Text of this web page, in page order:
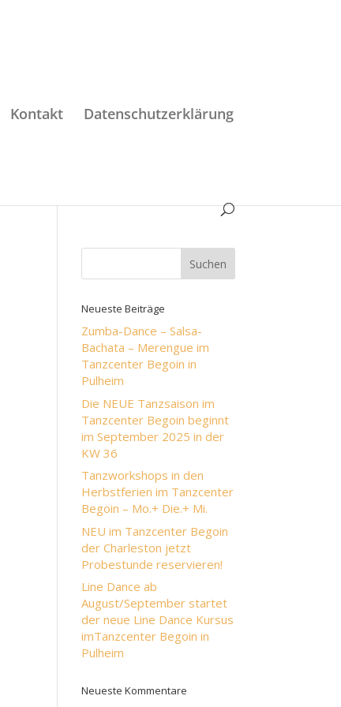
Kontakt Datenschutzerklärung
Neueste Beiträge
Zumba-Dance – Salsa-
Bachata – Merengue im
Tanzcenter Begoin in
Pulheim
Die NEUE Tanzsaison im
Tanzcenter Begoin beginnt
im September 2025 in der
KW 36
Tanzworkshops in den
Herbstferien im Tanzcenter
Begoin – Mo.+ Die.+ Mi.
NEU im Tanzcenter Begoin
der Charleston jetzt
Probestunde reservieren!
Line Dance ab
August/September startet
der neue Line Dance Kursus
imTanzcenter Begoin in
Pulheim
Neueste Kommentare